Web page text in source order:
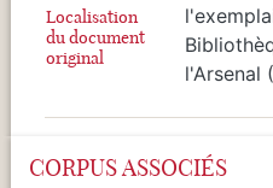
Localisation
du document
original
l'Arsenal
CORPUS ASSOCIÉS